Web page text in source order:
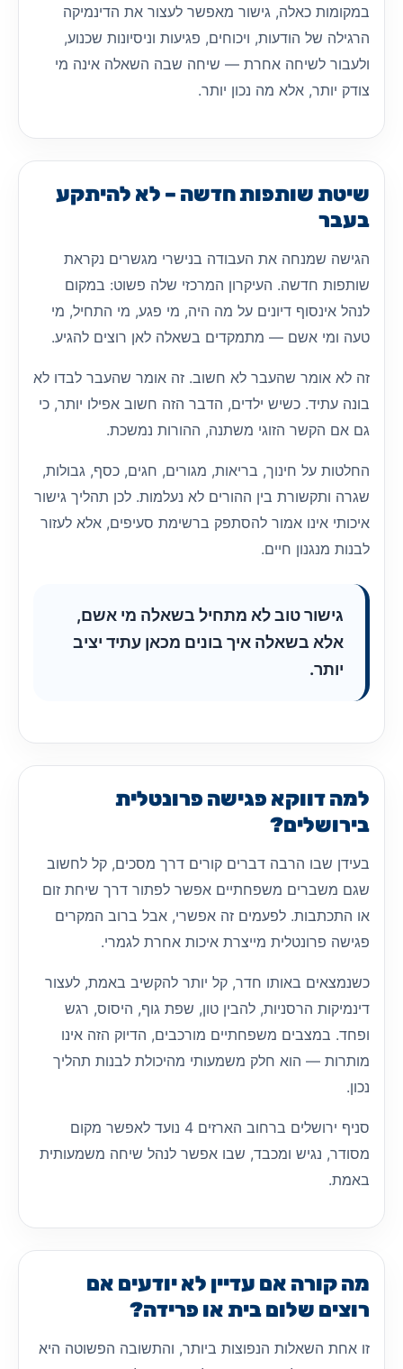
במקומות כאלה, גישור מאפשר לעצור את הדינמיקה
הרגילה של הודעות, ויכוחים, פגיעות וניסיונות שכנוע,
ולעבור לשיחה אחרת — שיחה שבה השאלה אינה מי
צודק יותר, אלא מה נכון יותר.
שיטת שותפות חדשה – לא להיתקע
בעבר
הגישה שמנחה את העבודה בנישרי מגשרים נקראת
שותפות חדשה. העיקרון המרכזי שלה פשוט: במקום
לנהל אינסוף דיונים על מה היה, מי פגע, מי התחיל, מי
טעה ומי אשם — מתמקדים בשאלה לאן רוצים להגיע.
זה לא אומר שהעבר לא חשוב. זה אומר שהעבר לבדו לא
בונה עתיד. כשיש ילדים, הדבר הזה חשוב אפילו יותר, כי
גם אם הקשר הזוגי משתנה, ההורות נמשכת.
החלטות על חינוך, בריאות, מגורים, חגים, כסף, גבולות,
שגרה ותקשורת בין ההורים לא נעלמות. לכן תהליך גישור
איכותי אינו אמור להסתפק ברשימת סעיפים, אלא לעזור
לבנות מנגנון חיים.
גישור טוב לא מתחיל בשאלה מי אשם,
אלא בשאלה איך בונים מכאן עתיד יציב
יותר.
למה דווקא פגישה פרונטלית
בירושלים?
בעידן שבו הרבה דברים קורים דרך מסכים, קל לחשוב
שגם משברים משפחתיים אפשר לפתור דרך שיחת זום
או התכתבות. לפעמים זה אפשרי, אבל ברוב המקרים
פגישה פרונטלית מייצרת איכות אחרת לגמרי.
כשנמצאים באותו חדר, קל יותר להקשיב באמת, לעצור
דינמיקות הרסניות, להבין טון, שפת גוף, היסוס, רגש
ופחד. במצבים משפחתיים מורכבים, הדיוק הזה אינו
מותרות — הוא חלק משמעותי מהיכולת לבנות תהליך
נכון.
סניף ירושלים ברחוב הארזים 4 נועד לאפשר מקום
מסודר, נגיש ומכבד, שבו אפשר לנהל שיחה משמעותית
באמת.
מה קורה אם עדיין לא יודעים אם
רוצים שלום בית או פרידה?
זו אחת השאלות הנפוצות ביותר, והתשובה הפשוטה היא